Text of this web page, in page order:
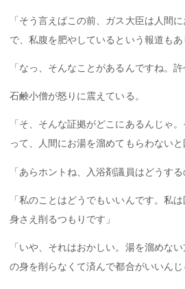
「そう言えばこの前、ガス大臣は人間
で、私腹を肥やしているという報道もあ
「なっ、そんなことがあるんですね。許
石鹸小僧が怒りに震えている。
「そ、そんな証拠がどこにあるんじゃ
って、人間にお湯を溜めてもらわないと
「あらホントね、入浴剤議員はどうする
「私のことはどうでもいいんです。私
身さえ削るつもりです」
「いや、それはおかしい。湯を溜めな
の身を削らなくて済んで都合がいいんじ